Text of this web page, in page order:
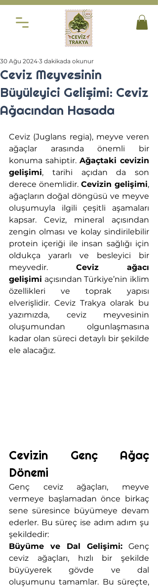
Ceviz Meyvesinin
Büyüleyici Gelişimi: Ceviz
Ağacından Hasada
30 Ağu 2024 3 dakikada okunur
Ceviz (Juglans regia), meyve veren
ağaçlar arasında önemli bir
konuma sahiptir. Ağaçtaki cevizin
gelişimi, tarihi açıdan da son
derece önemlidir. Cevizin gelişimi,
ağaçların doğal döngüsü ve meyve
oluşumuyla ilgili çeşitli aşamaları
kapsar. Ceviz, mineral açısından
zengin olması ve kolay sindirilebilir
protein içeriği ile insan sağlığı için
oldukça yararlı ve besleyici bir
meyvedir. Ceviz ağacı
gelişimi açısından Türkiye’nin iklim
özellikleri ve toprak yapısı
elverişlidir. Ceviz Trakya olarak bu
yazımızda, ceviz meyvesinin
oluşumundan olgunlaşmasına
kadar olan süreci detaylı bir şekilde
ele alacağız.
Cevizin Genç Ağaç
Dönemi
Genç ceviz ağaçları, meyve
vermeye başlamadan önce birkaç
sene süresince büyümeye devam
ederler. Bu süreç ise adım adım şu
şekildedir:
Büyüme ve Dal Gelişimi: Genç
ceviz ağaçları, hızlı bir şekilde
büyüyerek gövde ve dal
oluşumunu tamamlar. Bu süreçte,